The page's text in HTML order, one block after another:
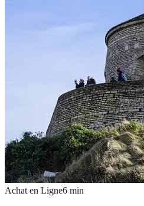
Achat en Ligne6 min